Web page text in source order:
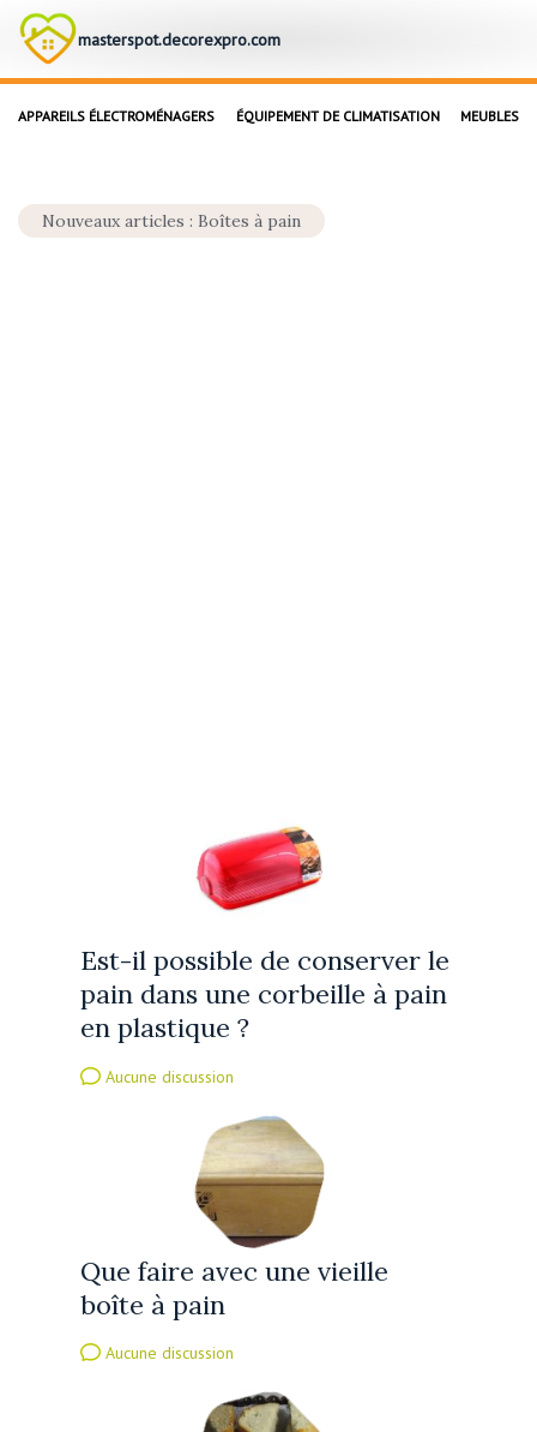
masterspot.decorexpro.com
APPAREILS ÉLECTROMÉNAGERS ÉQUIPEMENT DE CLIMATISATION MEUBLES
Nouveaux articles : Boîtes à pain
Est-il possible de conserver le
pain dans une corbeille à pain
en plastique ?
Aucune discussion
Que faire avec une vieille
boîte à pain
Aucune discussion